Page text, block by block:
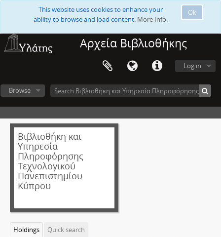
Ok
This website uses cookies to enhance your
ability to browse and load content. More Info.
Αρχεία Βιβλιοθήκης
Log in
Browse
Βιβλιοθήκη και
Υπηρεσία
Πληροφόρησης
Τεχνολογικού
Πανεπιστημίου
Κύπρου
Holdings
Quick search